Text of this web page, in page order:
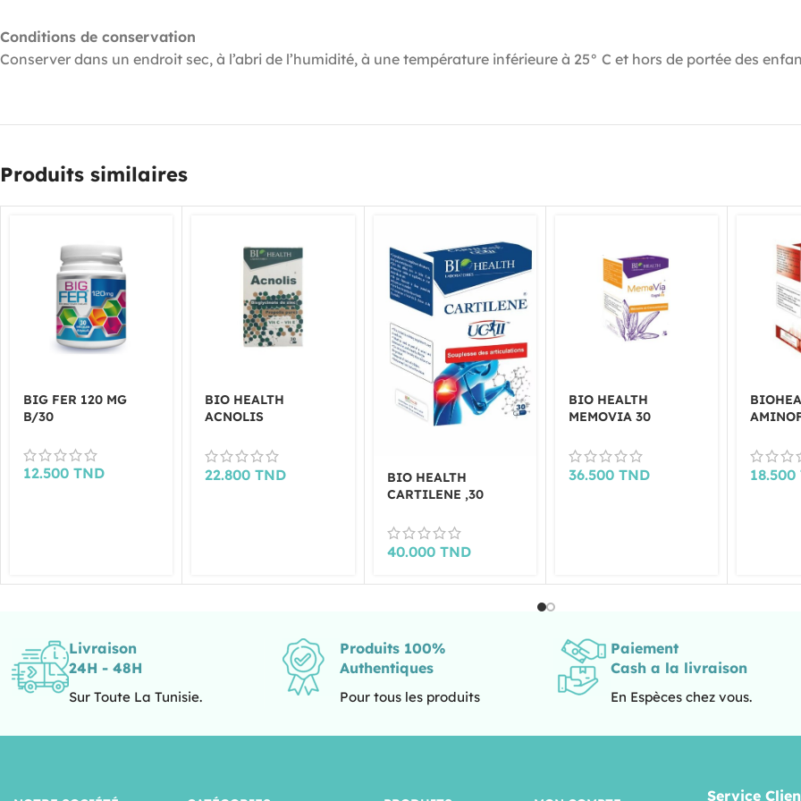
Conditions de conservation
Conserver dans un endroit sec, à l’abri de l’humidité, à une température inférieure à 25° C et hors de portée des
Produits similaires
BIG FER 120 MG
B/30
12.500 TND
BIO HEALTH
ACNOLIS
22.800TND
BIO HEALTH
CARTILENE ,30
40.000 TND
BIO HEALTH
MEMOVIA 30
36.500 TND 18.500
Livraison
24H - 48H
Sur Toute La Tunisie.
Produits 100%
Authentiques
Pour tous les produits
Paiement
Cash a la livraison
En Espèces chez vous.
Service